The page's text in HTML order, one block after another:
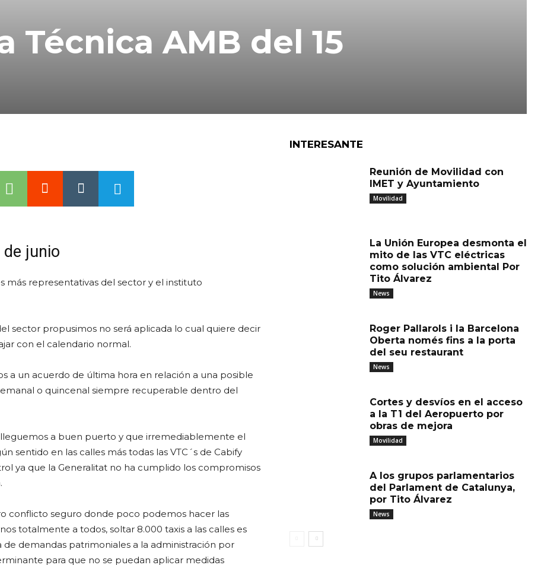
Técnica AMB del 15
de junio
representativas del sector y el instituto
sector propusimos no será aplicada lo cual quiere decir
con el calendario normal.
a un acuerdo de última hora en relación a una posible
o quincenal siempre recuperable dentro del
a buen puerto y que irremediablemente el
sentido en las calles más todas las VTC´s de Cabify
ya que la Generalitat no ha cumplido los compromisos
conflicto seguro donde poco podemos hacer las
totalmente a todos, soltar 8.000 taxis a las calles es
demandas patrimoniales a la administración por
para que no se puedan aplicar medidas
INTERESANTE
Reunión de Movilidad con
IMET y Ayuntamiento
Movilidad
La Unión Europea desmonta el
mito de las VTC eléctricas
como solución ambiental Por
Tito Álvarez
News
Roger Pallarols i la Barcelona
Oberta només fins a la porta
del seu restaurant
News
Cortes y desvíos en el acceso
a la T1 del Aeropuerto por
obras de mejora
Movilidad
A los grupos parlamentarios
del Parlament de Catalunya,
por Tito Álvarez
News